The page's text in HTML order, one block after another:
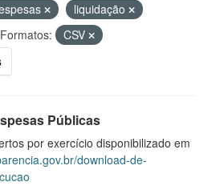
liquidação
Formatos:
CSV
Públicas
por exercício disponibilizado em
download-de-